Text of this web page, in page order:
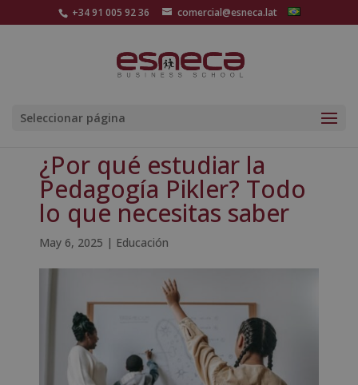
+34 91 005 92 36 comercial@esneca.lat
Seleccionar página
¿Por qué estudiar la
Pedagogía Pikler? Todo
lo que necesitas saber
May 6, 2025 | Educación